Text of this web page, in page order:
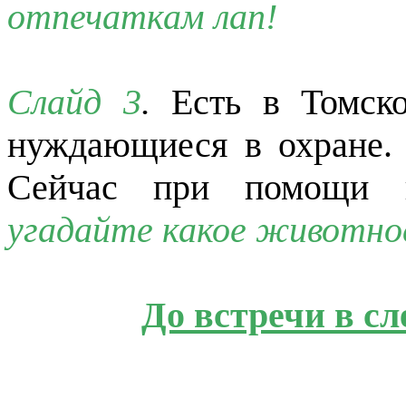
отпечаткам лап!
Слайд 3. Есть в
нуждающиеся в охране.
Сейчас при помощи
угадайте какое
До встречи в